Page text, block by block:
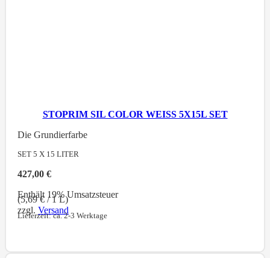
STOPRIM SIL COLOR WEISS 5X15L SET
Die Grundierfarbe
SET 5 X 15 LITER
427,00€
Enthält 19% Umsatzsteuer
(5,69€/ 1 L)
zzgl.Versand
Lieferzeit: ca. 2-3 Werktage